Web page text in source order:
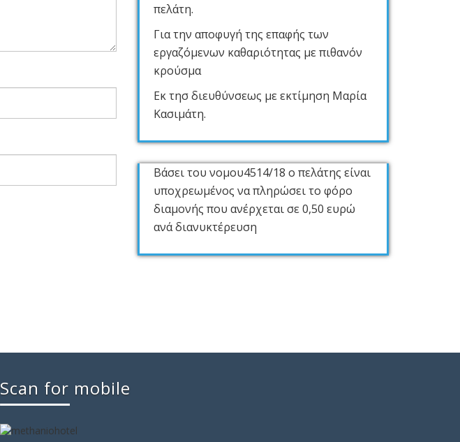
πελάτη.
Για την αποφυγή της επαφής των
εργαζόμενων καθαριότητας με πιθανόν
κρούσμα
Εκ τησ διευθύνσεως με εκτίμηση Μαρία
Κασιμάτη.
Βάσει του νομου4514/18 ο πελάτης είναι
υποχρεωμένος να πληρώσει το φόρο
διαμονής που ανέρχεται σε 0,50 ευρώ
ανά διανυκτέρευση
Scan for mobile